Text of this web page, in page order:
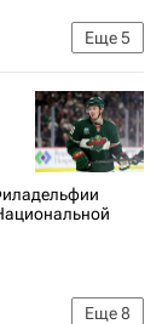
Еще5
Еще8